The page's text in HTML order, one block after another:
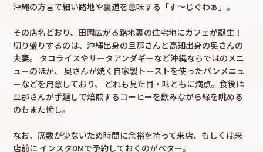
カタ
リコ
お問
沖縄の方言で細い路地や裏道を意味する「す～じぐわぁ」。
その店名どおり、田園広がる路地裏の住宅地にカフェが誕生！
切り盛りするのは、沖縄出身の旦那さんと高知出身の奥さんの
夫妻。
タコライスやサータアンダギーなど沖縄ならではのメニ
ューのほか、 奥さんが焼く自家製トーストを使ったパンメニュ
ーなどを用意しており、
どれも見た目・味ともに満点。食後は
旦那さんが手廻しで焙煎するコーヒーを飲みながら緑を眺める
のもまた愉し。
なお、席数が少ないため時間に余裕を持って来店、もしくは来
店前に インスタDMで予約しておくのがベター。